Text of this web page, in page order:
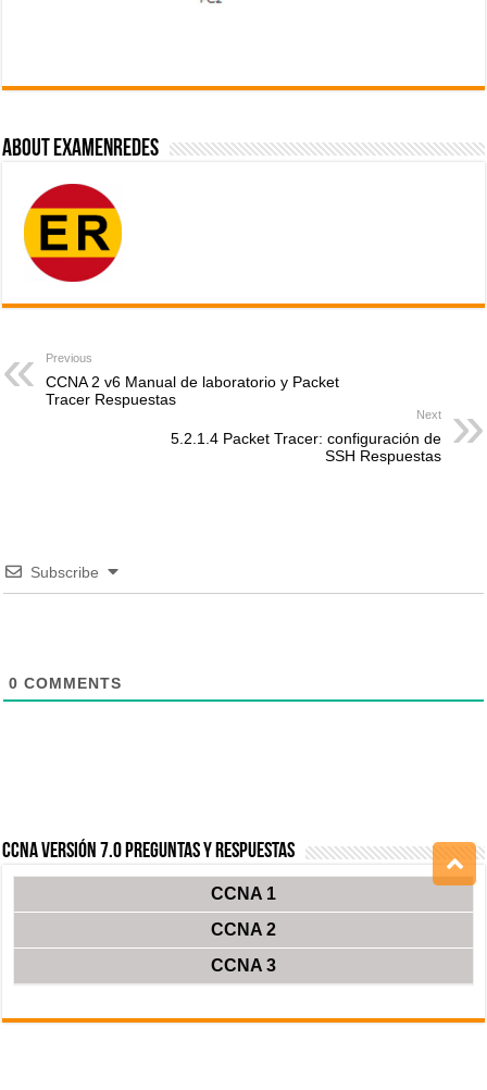
About ExamenRedes
Previous
CCNA 2 v6 Manual de laboratorio y Packet
Tracer Respuestas
Next
5.2.1.4 Packet Tracer: configuración de
SSH Respuestas
Subscribe
0 COMMENTS
CCNA Versión 7.0 Preguntas y Respuestas
CCNA 1
CCNA 2
CCNA 3